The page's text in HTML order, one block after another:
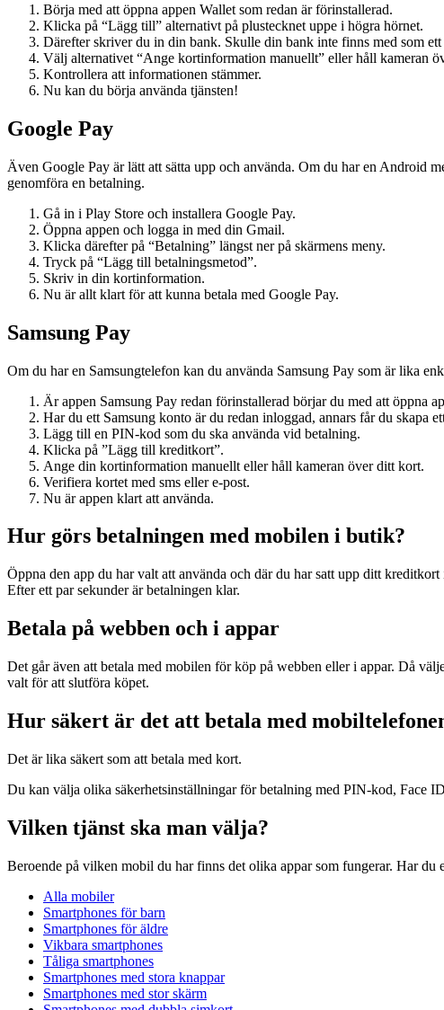
Börja med att öppna appen Wallet som redan är förinstallerad.
Klicka på “Lägg till” alternativt på plustecknet uppe i högra hörnet.
Därefter skriver du in din bank. Skulle din bank inte finns med som
Välj alternativet “Ange kortinformation manuellt” eller håll kameran
Kontrollera att informationen stämmer.
Nu kan du börja använda tjänsten!
Google Pay
Även Google Pay är lätt att sätta upp och använda. Om du har en Android
genomföra en betalning.
Gå in i Play Store och installera Google Pay.
Öppna appen och logga in med din Gmail.
Klicka därefter på “Betalning” längst ner på skärmens meny.
Tryck på “Lägg till betalningsmetod”.
Skriv in din kortinformation.
Nu är allt klart för att kunna betala med Google Pay.
Samsung Pay
Om du har en Samsungtelefon kan du använda Samsung Pay som är lika
Är appen Samsung Pay redan förinstallerad börjar du med att öppna
Har du ett Samsung konto är du redan inloggad, annars får du skapa
Lägg till en PIN-kod som du ska använda vid betalning.
Klicka på ”Lägg till kreditkort”.
Ange din kortinformation manuellt eller håll kameran över ditt kort.
Verifiera kortet med sms eller e-post.
Nu är appen klart att använda.
Hur görs betalningen med mobilen i butik?
Öppna den app du har valt att använda och där du har satt upp ditt
Efter ett par sekunder är betalningen klar.
Betala på webben och i appar
Det går även att betala med mobilen för köp på webben eller i appar. Då
valt för att slutföra köpet.
Hur säkert är det att betala med
Det är lika säkert som att betala med kort.
Du kan välja olika säkerhetsinställningar för betalning med PIN-kod, Face
Vilken tjänst ska man välja?
Beroende på vilken mobil du har finns det olika appar som fungerar. Har
Alla mobiler
Smartphones för barn
Smartphones för äldre
Vikbara smartphones
Tåliga smartphones
Smartphones med stora knappar
Smartphones med stor skärm